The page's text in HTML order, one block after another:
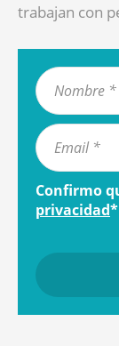
trabajan con
Confirmo
privacidad*